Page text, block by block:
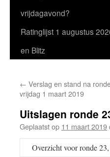
vrijdagavond?
Ratinglijst 1 augustus
en Blitz
← Verslag en stand na
vrijdag 1 maart 2019
Uitslagen ronde
Geplaatst op 11 maart 2019
Overzicht voor ronde